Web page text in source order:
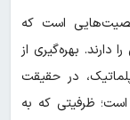
است که
بهره‌گیری از
در حقیقت
ظرفیتی که به